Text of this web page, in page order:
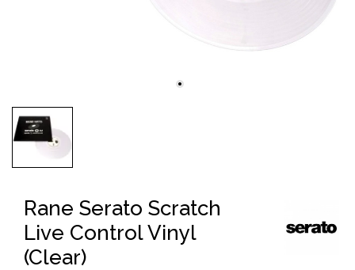
Rane Serato Scratch
Live Control Vinyl
(Clear)